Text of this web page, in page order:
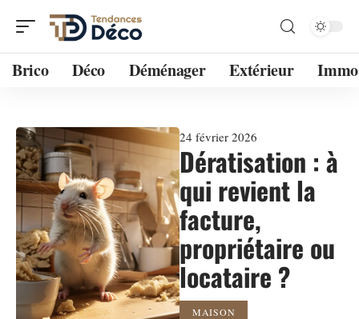
Brico Déco Déménager Extérieur Immo
24 février 2026
Dératisation : à
qui revient la
facture,
propriétaire ou
locataire ?
MAISON